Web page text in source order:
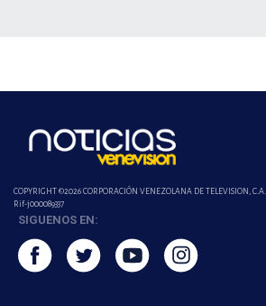
COPYRIGHT ©2026 CORPORACIÓN VENEZOLANA DE TELEVISION,
Rif-j000089337
SIGUENOS EN: